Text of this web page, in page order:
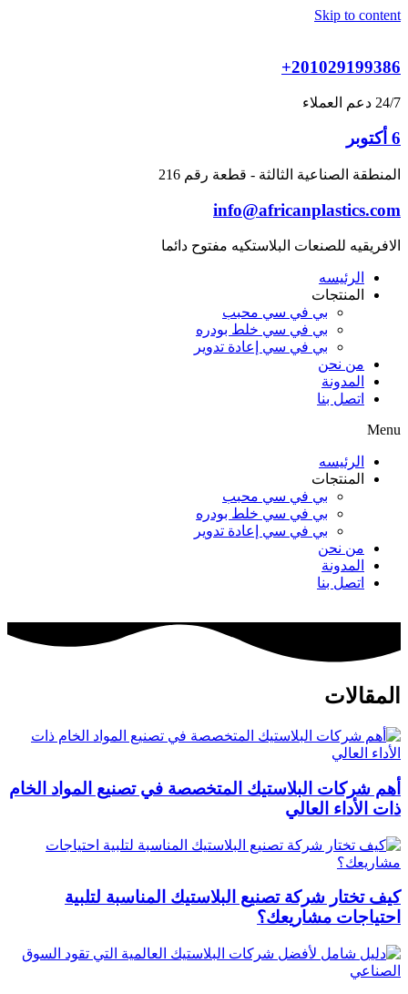
Skip to content
+201029199386
24/7 دعم العملاء
6 أكتوبر
المنطقة الصناعية الثالثة - قطعة رقم 216
info@africanplastics.com
الافريقيه للصنعات البلاستكيه مفتوح دائما
الرئيسه
المنتجات
بي في سي محبب
بي في سي خلط بودره
بي في سي إعادة تدوير
من نحن
المدونة
اتصل بنا
Menu
الرئيسه
المنتجات
بي في سي محبب
بي في سي خلط بودره
بي في سي إعادة تدوير
من نحن
المدونة
اتصل بنا
المقالات
أهم شركات البلاستيك المتخصصة في تصنيع المواد الخام
ذات الأداء العالي
كيف تختار شركة تصنيع البلاستيك المناسبة لتلبية
احتياجات مشاريعك؟